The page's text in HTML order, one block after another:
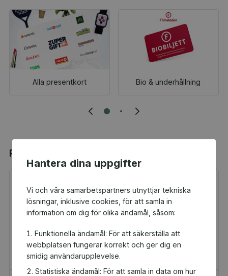
Hantera dina uppgifter
Vi och våra samarbetspartners utnyttjar tekniska
lösningar, inklusive cookies, för att samla in
information om dig för olika ändamål, såsom:
Funktionella ändamål: För att säkerställa att
webbplatsen fungerar korrekt och ger dig en
smidig användarupplevelse.
Statistiska ändamål: För att samla in data om hur
Alla presentkort Bio & underhållning
Populära produkter